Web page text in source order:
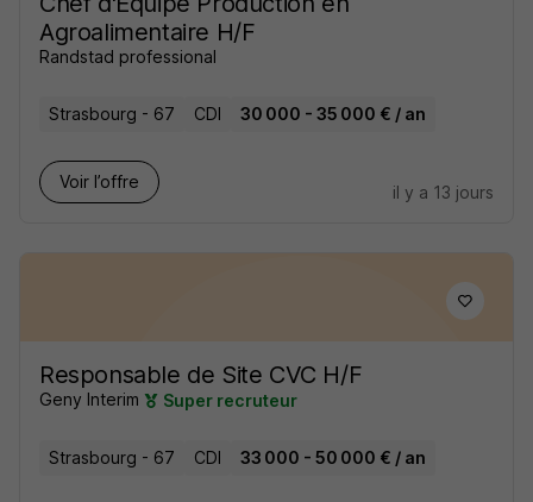
Agroalimentaire H/F
Randstad professional
Strasbourg - 67 CDI 30 000 - 35 000 € / an
Voir l’offre
il y a 13 jours
Responsable de Site CVC H/F
Geny Interim Super recruteur
Strasbourg - 67 CDI 33 000 - 50 000 € / an